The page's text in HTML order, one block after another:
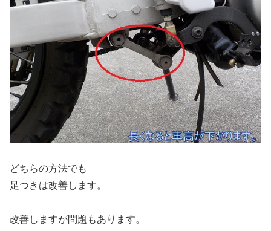
どちらの方法でも
足つきは改善します。
改善しますが問題もあります。